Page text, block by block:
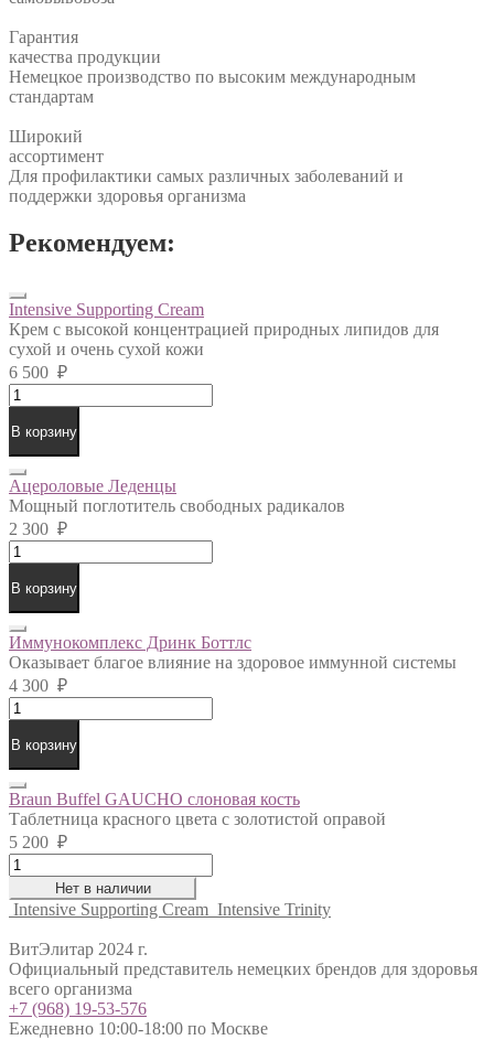
Гарантия
качества продукции
Немецкое производство по высоким международным
стандартам
Широкий
ассортимент
Для профилактики самых различных заболеваний и
поддержки здоровья организма
Рекомендуем:
Intensive Supporting Cream
Крем с высокой концентрацией природных липидов для
сухой и очень сухой кожи
6 500 ₽
Intensive
Supporting
Cream
quantity
В корзину
Ацероловые Леденцы
Мощный поглотитель свободных радикалов
2 300 ₽
Ацероловые
Леденцы
quantity
В корзину
Иммунокомплекс Дринк Боттлс
Оказывает благое влияние на здоровое иммунной системы
4 300 ₽
Иммунокомплекс
Дринк
Боттлс
quantity
В корзину
Braun Buffel GAUCHO слоновая кость
Таблетница красного цвета с золотистой оправой
5 200 ₽
Braun
Buffel
GAUCHO
слоновая
кость
quantity
Нет в наличии
Intensive Supporting Cream Intensive Trinity
ВитЭлитар 2024 г.
Официальный представитель немецких брендов для здоровья
всего организма
+7 (968) 19-53-576
Ежедневно 10:00-18:00 по Москве